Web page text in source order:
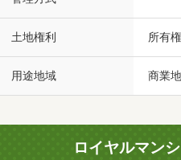
土地権利 所有権
用途地域 商業
ロイヤルマン